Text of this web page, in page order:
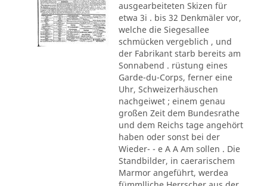
ausgearbeiteten Skizen für
etwa 3i . bis 32 Denkmäler vor,
welche die Siegesallee
schmücken vergeblich , und
der Fabrikant starb bereits am
Sonnabend . rüstung eines
Garde-du-Corps, ferner eine
Uhr, Schweizerhäuschen
nachgeiwet ; einem genau
großen Zeit dem Bundesrathe
und dem Reichs tage angehört
haben oder sonst bei der
Wieder- - e A A Am sollen . Die
Standbilder, in caerarischem
Marmor angeführt, werdea